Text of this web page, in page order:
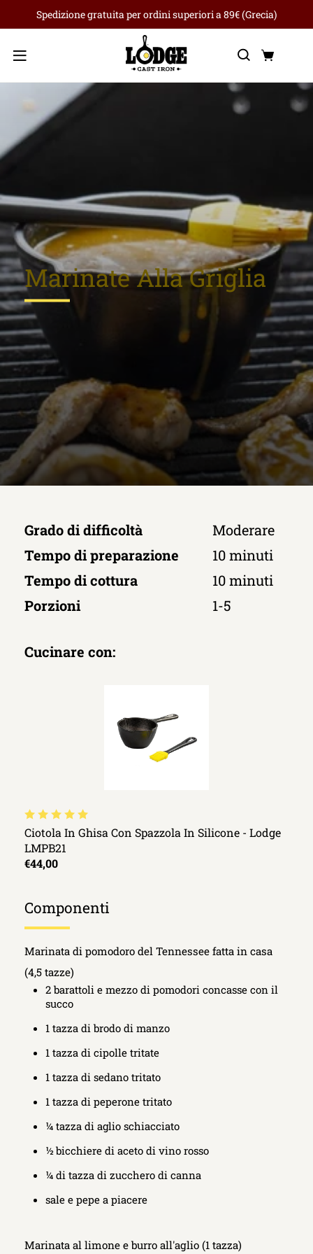
Spedizione gratuita per ordini superiori a 89€ (Grecia)
Menu
Ricerca
Marinate Alla Griglia
Grado di difficoltà
Moderare
Tempo di preparazione
10 minuti
Tempo di cottura
10 minuti
Porzioni
1-5
Cucinare con:
Ciotola In Ghisa Con Spazzola In Silicone - Lodge
LMPB21
€44,00
Componenti
Marinata di pomodoro del Tennessee fatta in casa
(4,5 tazze)
2 barattoli e mezzo di pomodori concasse con il
succo
1 tazza di brodo di manzo
1 tazza di cipolle tritate
1 tazza di sedano tritato
1 tazza di peperone tritato
¼ tazza di aglio schiacciato
½ bicchiere di aceto di vino rosso
¼ di tazza di zucchero di canna
sale e pepe a piacere
Marinata al limone e burro all'aglio (1 tazza)